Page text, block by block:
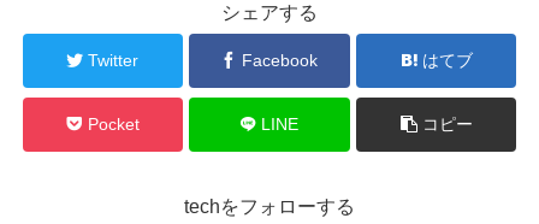
シェアする
Twitter Facebook はてブ
Pocket LINE コピー
techをフォローする